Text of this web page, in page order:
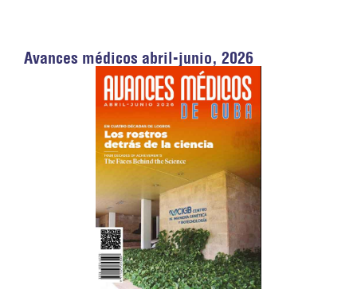
Avances médicos abril-junio, 2026